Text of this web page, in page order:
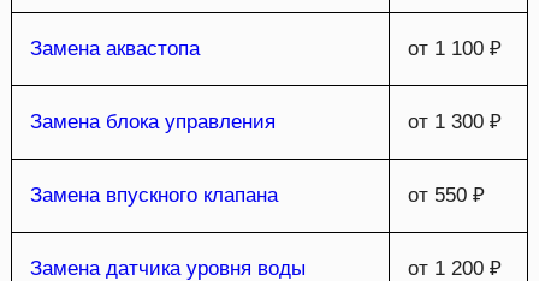
Замена аквастопа от 1 100 ₽
Замена блока управления от 1 300 ₽
Замена впускного клапана от 550 ₽
Замена датчика уровня воды от 1 200 ₽